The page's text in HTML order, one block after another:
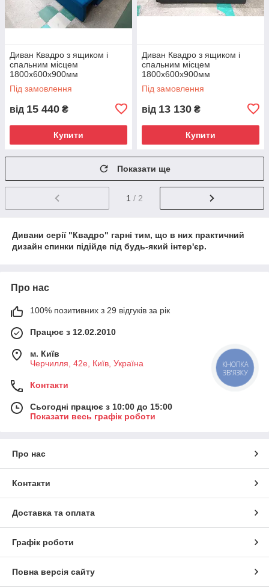
Диван Квадро з ящиком і
спальним місцем
1800х600х900мм
Під замовлення
від 15 440 ₴
Купити
Диван Квадро з ящиком і
спальним місцем
1800х600х900мм
Під замовлення
від 13 130 ₴
Купити
Показати ще
1 / 2
Дивани серії "Квадро" гарні тим, що в них практичний
дизайн спинки підійде під будь-який інтер'єр.
Про нас
100% позитивних з 29 відгуків за рік
Працює з 12.02.2010
м. Київ
Черчилля, 42е, Київ, Україна
Контакти
Сьогодні працює з 10:00 до 15:00
Показати весь графік роботи
Про нас
Контакти
Доставка та оплата
Графік роботи
Повна версія сайту
КНОПКА
ЗВ'ЯЗКУ